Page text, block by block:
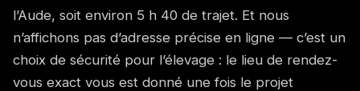
l’Aude, soit environ 5 h 40 de trajet. Et nous
n’affichons pas d’adresse précise en ligne — c’est un
choix de sécurité pour l’élevage : le lieu de rendez-
vous exact vous est donné une fois le projet